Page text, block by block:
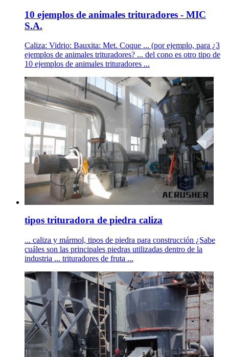
10 ejemplos de animales trituradores - MIC
S.A.
Caliza: Vidrio: Bauxita: Met. Coque ... (por ejemplo, para ¿3
ejemplos de animales trituradores? ... del cono es otro tipo de
10 ejemplos de animales trituradores ...
tipos trituradora de piedra caliza
... caliza y mármol, tipos de piedra para construcción ¿Sabe
cuáles son las principales piedras utilizadas dentro de la
industria ... trituradores de fruta ...